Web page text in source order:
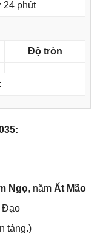
24 phút
Độ tròn
Ngọ, năm Ất Mão
Đạo
táng.)